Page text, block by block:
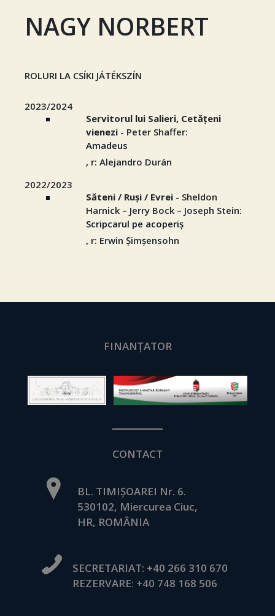
NAGY NORBERT
ROLURI LA CSÍKI JÁTÉKSZÍN
2023/2024
Servitorul lui Salieri, Cetățeni
vienezi - Peter Shaffer:
Amadeus
, r: Alejandro Durán
2022/2023
Săteni / Ruși / Evrei - Sheldon
Harnick – Jerry Bock – Joseph Stein:
Scripcarul pe acoperiș
, r: Erwin Șimșensohn
FINANȚATOR
CONTACT
BL. TIMIȘOAREI Nr. 6.
530102, Miercurea Ciuc,
HR, ROMÂNIA
SECRETARIAT: +40 266 310 670
REZERVARE: +40 748 168 506